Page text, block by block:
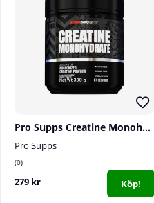
Pro Supps Creatine Monohydrate, 300 g
Pro Supps
0
279 kr Köp!